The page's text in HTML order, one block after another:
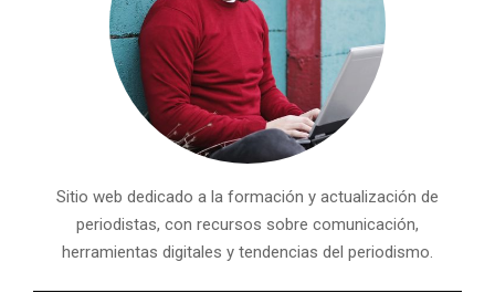
Sitio web dedicado a la formación y actualización de
periodistas, con recursos sobre comunicación,
herramientas digitales y tendencias del periodismo.